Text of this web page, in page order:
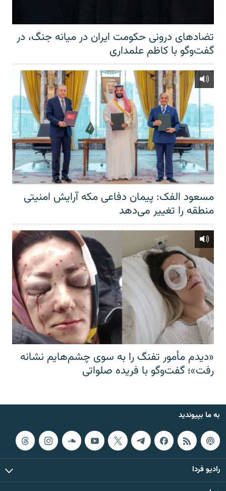
تضادهای درونی حکومت ایران در میانه جنگ، در
گفت‌‌وگو با کاظم علمداری
مسعود الفک: پیمان دفاعی مکه آرایش امنیتی
منطقه را تغییر می‌دهد
«دیدم مأمور تفنگ را به سوی چشم‌هایم نشانه
رفت»؛ گفت‌و‌گو با فریده صلواتی
به ما بپیوندید
رادیو فردا